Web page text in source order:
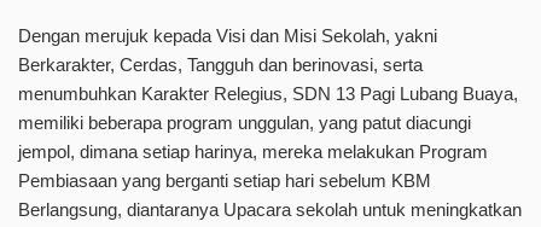
Dengan merujuk kepada Visi dan Misi Sekolah, yakni
Berkarakter, Cerdas, Tangguh dan berinovasi, serta
menumbuhkan Karakter Relegius, SDN 13 Pagi Lubang Buaya,
memiliki beberapa program unggulan, yang patut diacungi
jempol, dimana setiap harinya, mereka melakukan Program
Pembiasaan yang berganti setiap hari sebelum KBM
Berlangsung, diantaranya Upacara sekolah untuk meningkatkan